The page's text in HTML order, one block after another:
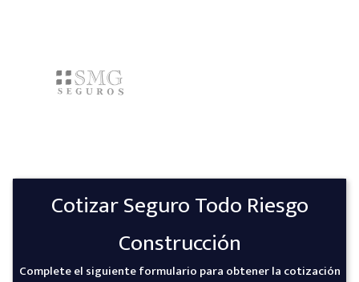
Cotizar Seguro Todo Riesgo
Construcción
Complete el siguiente formulario para obtener la cotización